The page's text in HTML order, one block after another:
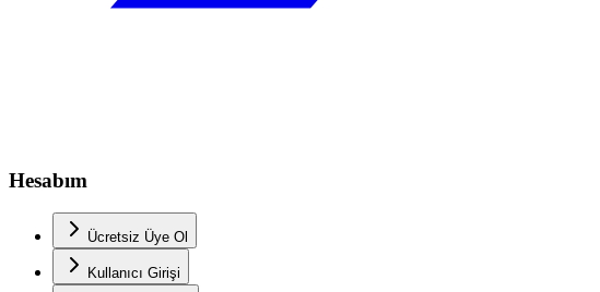
Hesabım
Ücretsiz Üye Ol
Kullanıcı Girişi